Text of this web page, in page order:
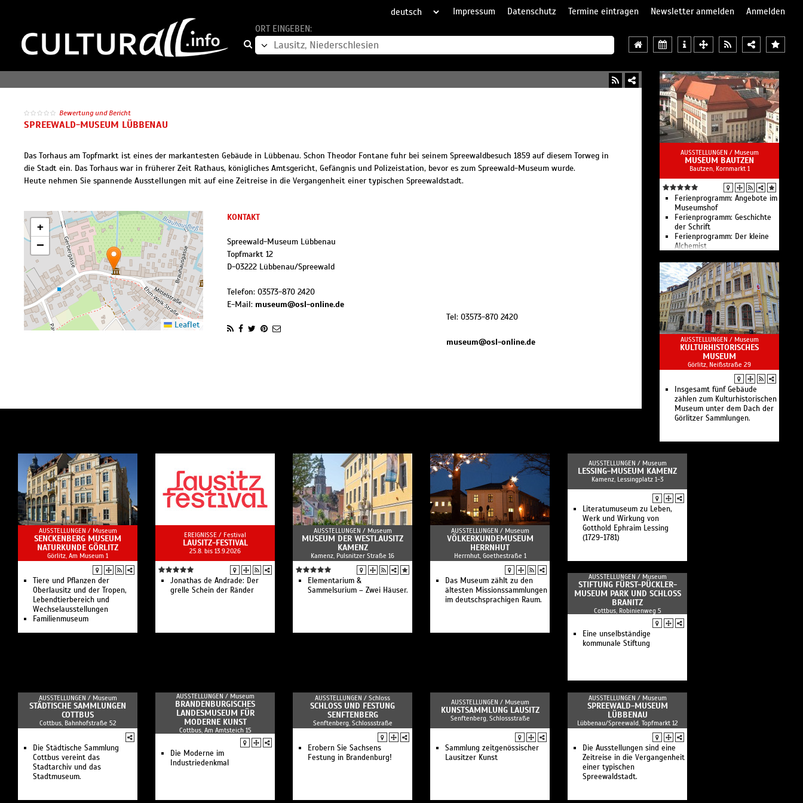
Impressum Datenschutz Termine eintragen Newsletter anmelden
Anmelden
ORT EINGEBEN:
Bewertung und Bericht
SPREEWALD-MUSEUM LÜBBENAU
Das Torhaus am Topfmarkt ist eines der markantesten Gebäude in Lübbenau. Schon Theodor Fontane fuhr bei seinem Spreewaldbesuch 1859 auf diesem Torweg in
die Stadt ein. Das Torhaus war in früherer Zeit Rathaus, königliches Amtsgericht, Gefängnis und Polizeistation, bevor es zum Spreewald-Museum wurde.
Heute nehmen Sie spannende Ausstellungen mit auf eine Zeitreise in die Vergangenheit einer typischen Spreewaldstadt.
+
−
Leaflet
KONTAKT
Spreewald-Museum Lübbenau
Topfmarkt 12
D-03222 Lübbenau/Spreewald
Telefon: 03573-870 2420
E-Mail: museum@osl-online.de
Tel: 03573-870 2420
museum@osl-online.de
AUSSTELLUNGEN / Museum
MUSEUM BAUTZEN
Bautzen, Kornmarkt 1
Ferienprogramm: Angebote im
Museumshof
Ferienprogramm: Geschichte
der Schrift
Ferienprogramm: Der kleine
Alchemist
einst
Ferienprogramm: Was fliegt
denn da? Tiere aus
Märchenwolle
Ferienprogramm: Vom
Drucken und Stempeln
Ferienprogramm: Auf in den
Nikolaiturm!
Sommerferien 2026
Ich male, also bin ich – Lutz
Jungrichter · Malerei · Plastik
Farbe erleben – sehen ·
entdecken · ausprobieren
Ferienangebote
Interaktiver Rundgang durch
das Museum Bautzen
Online-Angebote
AUSSTELLUNGEN / Museum
KULTURHISTORISCHES
MUSEUM
Görlitz, Neißstraße 29
Insgesamt fünf Gebäude
zählen zum Kulturhistorischen
Museum unter dem Dach der
Görlitzer Sammlungen.
AUSSTELLUNGEN / Museum
SENCKENBERG MUSEUM
NATURKUNDE GÖRLITZ
Görlitz, Am Museum 1
Tiere und Pflanzen der
Oberlausitz und der Tropen,
Lebendtierbereich und
Wechselausstellungen
Familienmuseum
EREIGNISSE / Festival
LAUSITZ-FESTIVAL
25.8. bis 13.9.2026
Jonathas de Andrade: Der
grelle Schein der Ränder
AUSSTELLUNGEN / Museum
MUSEUM DER WESTLAUSITZ
KAMENZ
Kamenz, Pulsnitzer Straße 16
Elementarium &
Sammelsurium – Zwei Häuser.
AUSSTELLUNGEN / Museum
VÖLKERKUNDEMUSEUM
HERRNHUT
Herrnhut, Goethestraße 1
Das Museum zählt zu den
ältesten Missionssammlungen
im deutschsprachigen Raum.
AUSSTELLUNGEN / Museum
LESSING-MUSEUM KAMENZ
Kamenz, Lessingplatz 1-3
Literatumuseum zu Leben,
Werk und Wirkung von
Gotthold Ephraim Lessing
(1729-1781)
AUSSTELLUNGEN / Museum
STIFTUNG FÜRST-PÜCKLER-
MUSEUM PARK UND SCHLOSS B
RANITZ
Cottbus, Robinienweg 5
Eine unselbständige
kommunale Stiftung
AUSSTELLUNGEN / Museum
STÄDTISCHE SAMMLUNGEN
COTTBUS
Cottbus, Bahnhofstraße 52
Die Städtische Sammlung
Cottbus vereint das
Stadtarchiv und das
Stadtmuseum.
AUSSTELLUNGEN / Museum
BRANDENBURGISCHES
LANDESMUSEUM FÜR
MODERNE KUNST
Cottbus, Am Amtsteich 15
Die Moderne im
Industriedenkmal
AUSSTELLUNGEN / Schloss
SCHLOSS UND FESTUNG
SENFTENBERG
Senftenberg, Schlossstraße
Erobern Sie Sachsens
Festung in Brandenburg!
AUSSTELLUNGEN / Museum
KUNSTSAMMLUNG LAUSITZ
Senftenberg, Schlossstraße
Sammlung zeitgenössischer
Lausitzer Kunst
AUSSTELLUNGEN / Museum
SPREEWALD-MUSEUM
LÜBBENAU
Lübbenau/Spreewald, Topfmarkt 12
Die Ausstellungen sind eine
Zeitreise in die Vergangenheit
einer typischen
Spreewaldstadt.